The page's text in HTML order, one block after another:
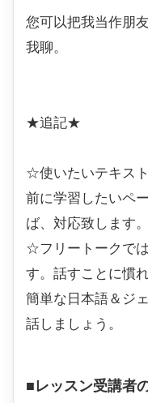
您可以把我当作朋
我聊。
★追記★
☆使いたいテキス
前に学習したいペ
ば、対応致します。
☆フリートークで
す。話すことに慣
簡単な日本語＆ジ
話しましょう。
■レッスン受講者